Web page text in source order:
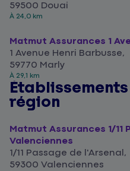
59500 Douai
À 24,0 km
Matmut Assurances 1
1 Avenue Henri Barbusse,
59770 Marly
À 29,1 km
région
Matmut Assurances 1/11
Valenciennes
1/11 Passage de l'Arsenal,
59300 Valenciennes